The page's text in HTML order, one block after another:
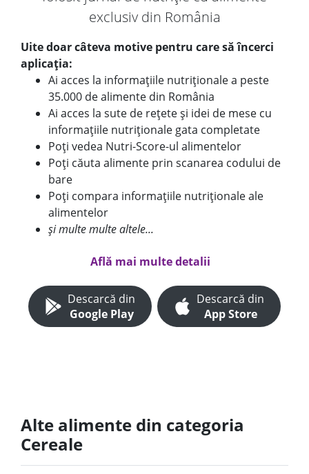
exclusiv din România
Uite doar câteva motive pentru care să încerci
aplicația:
Ai acces la informațiile nutriționale a peste
35.000 de alimente din România
Ai acces la sute de rețete și idei de mese cu
informațiile nutriționale gata completate
Poți vedea Nutri-Score-ul alimentelor
Poți căuta alimente prin scanarea codului de
bare
Poți compara informațiile nutriționale ale
alimentelor
și multe multe altele...
Află mai multe detalii
Descarcă din
Google Play
Descarcă din
App Store
Alte alimente din categoria
Cereale